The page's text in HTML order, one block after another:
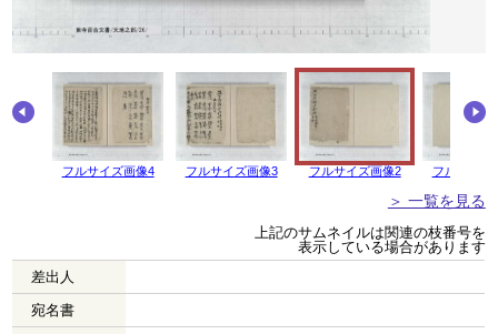
フルサイズ画像4 フルサイズ画像3 フルサイズ画像2 フルサイズ
＞ 一覧を見る
上記のサムネイルは関連の枝番号を
表示している場合があります
差出人
宛名書